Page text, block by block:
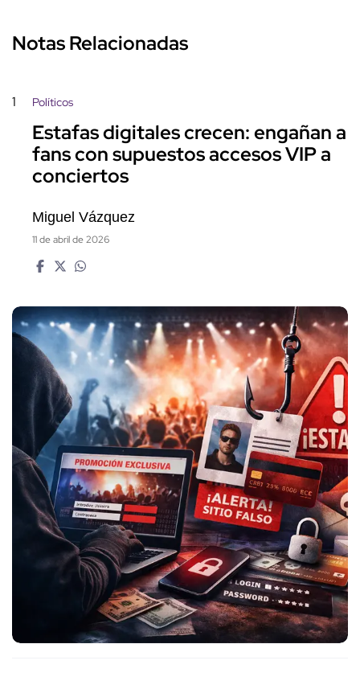
Notas Relacionadas
1 Políticos
Estafas digitales crecen: engañan a
fans con supuestos accesos VIP a
conciertos
Miguel Vázquez
11 de abril de 2026